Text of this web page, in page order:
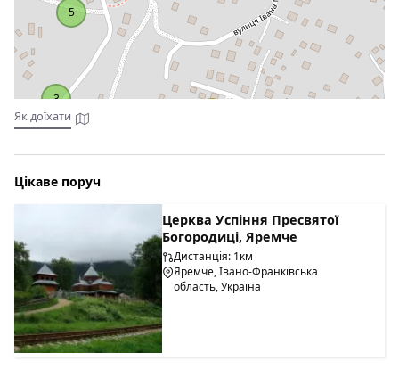
3
5
Як доїхати
Цікаве поруч
Церква Успіння Пресвятої
Богородиці, Яремче
Дистанція: 1км
Яремче, Івано-Франківська
область, Україна